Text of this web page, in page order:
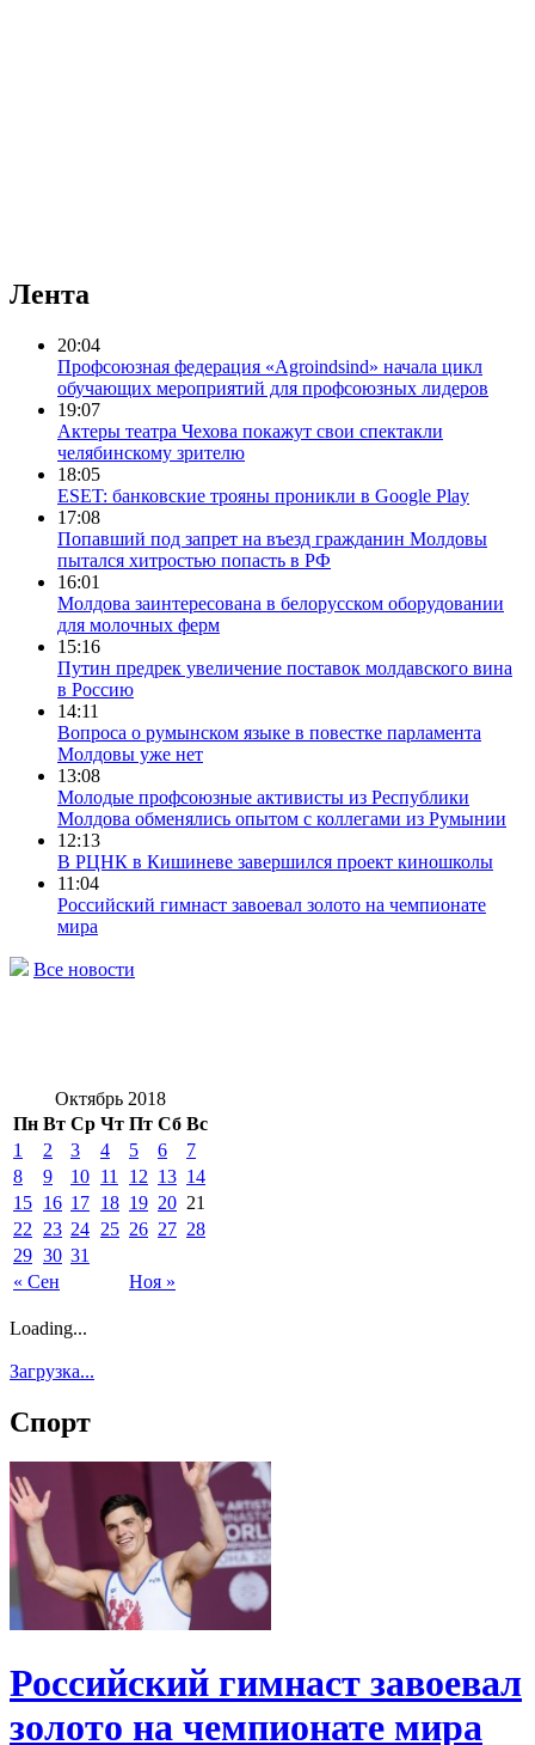
Лента
20:04
Профсоюзная федерация «Agroindsind» начала цикл
обучающих мероприятий для профсоюзных лидеров
19:07
Актеры театра Чехова покажут свои спектакли
челябинскому зрителю
18:05
ESET: банковские трояны проникли в Google Play
17:08
Попавший под запрет на въезд гражданин Молдовы
пытался хитростью попасть в РФ
16:01
Молдова заинтересована в белорусском оборудовании
для молочных ферм
15:16
Путин предрек увеличение поставок молдавского вина
в Россию
14:11
Вопроса о румынском языке в повестке парламента
Молдовы уже нет
13:08
Молодые профсоюзные активисты из Республики
Молдова обменялись опытом с коллегами из Румынии
12:13
В РЦНК в Кишиневе завершился проект киношколы
11:04
Российский гимнаст завоевал золото на чемпионате
мира
Все новости
Октябрь 2018
Пн Вт Ср Чт Пт Сб Вс
« Сен Ноя »
1 2 3 4 5 6
7
8
9 10 11 12 13 14
15 16 17 18 19 20 21
22
23 24 25 26 27 28
29 30 31
Loading...
Загрузка...
Спорт
Российский гимнаст завоевал
золото на чемпионате мира